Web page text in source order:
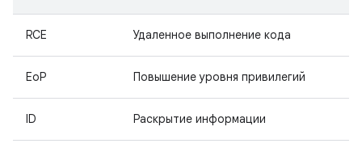
RCE Удаленное выполнение кода
EoP Повышение уровня привилегий
ID Раскрытие информации